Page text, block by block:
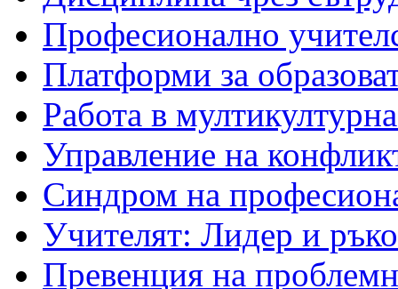
Професионално
Платформи за
Работа в
Управление на
Синдром на
Учителят: Лидер и
Превенция на